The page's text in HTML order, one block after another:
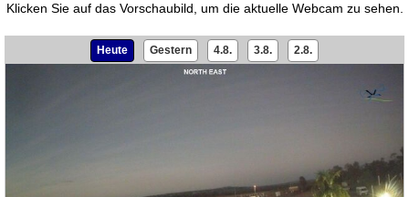
Klicken Sie auf das Vorschaubild, um die aktuelle Webcam zu sehen.
Heute Gestern 4.8. 3.8. 2.8.